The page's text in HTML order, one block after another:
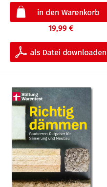
19,99 €